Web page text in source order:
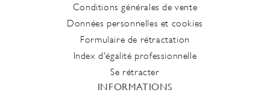
Conditions générales de vente
Données personnelles et cookies
Formulaire de rétractation
Index d'égalité professionnelle
Se rétracter
INFORMATIONS